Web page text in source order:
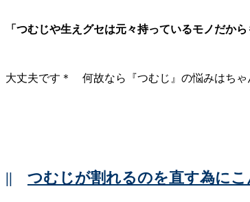
「つむじや生えグセは元々持っているモノだから
大丈夫です＊ 何故なら『つむじ』の悩みはちゃ
|| つむじが割れるのを直す為に